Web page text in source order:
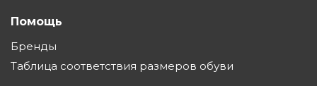
Помощь
Бренды
Таблица соответствия размеров обуви